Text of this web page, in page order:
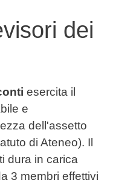
dei
esercita il
e
dell'assetto
di Ateneo). Il
dura in carica
3 membri effettivi